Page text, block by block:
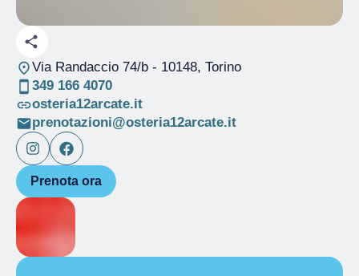
Via Randaccio 74/b- 10148, Torino
349 166 4070
osteria12arcate.it
prenotazioni@osteria12arcate.it
Prenota ora